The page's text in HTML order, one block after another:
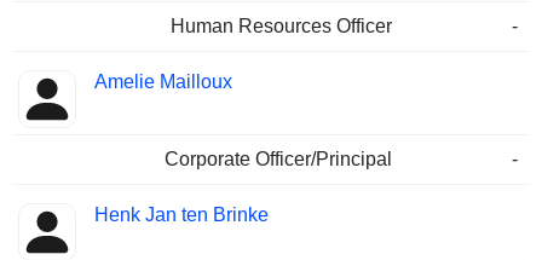
Human Resources Officer -
Amelie Mailloux
Corporate Officer/Principal -
Henk Jan ten Brinke